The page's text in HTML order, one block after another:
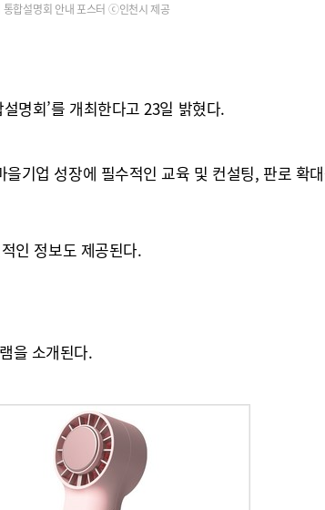
통합설명회 안내 포스터 ⓒ인천시 제공
명회’를 개최한다고 23일 밝혔다.
기업 성장에 필수적인 교육 및 컨설팅, 판로 확
인 정보도 제공된다.
을 소개된다.